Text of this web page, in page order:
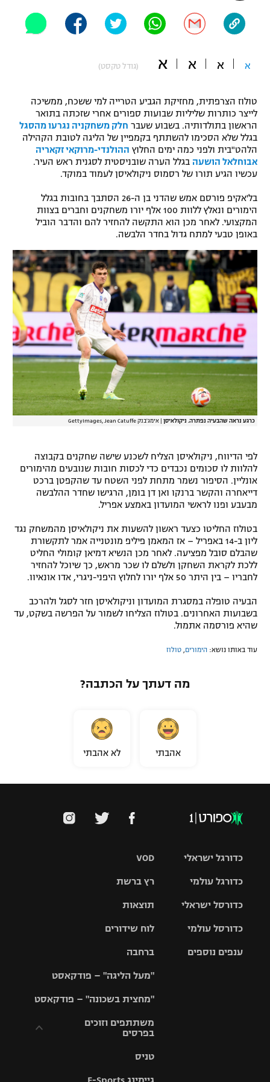
"מחצית בשכונה" – פודקאסט
משתתפים וזוכים בפרסים
תקנון עבור פעילות אלקטרה
תקנון עבור פעילות ספורט 1 – "מרלן"
טניס
גיימינג E-Sports
תנאי שימוש
מדיניות פרטיות
תקנון פעילות ספורט 1
רשיון להקרנה פומבית לבית עסק
הצטרפות לחבילת הערוצים
לוח דרושים – ג'ובנט
תגיות
המגזין
אופניים
פוטבול אמריקאי NFL
בייסבול MLB
ספורט אתגרי ואקסטרים
אומנויות לחימה
גיימינג E-Sports
א א א א (גודל טקסט)
טולוז הצרפתית, מחזיקת הגביע הטרייה למי ששכח, ממשיכה
לייצר כותרות שליליות שבועות ספורים אחרי שזכתה בתואר
הראשון בתולדותיה. בשבוע שעבר חלק משחקניה נגרעו מהסגל
בגלל שלא הסכימו להשתתף בקמפיין של הליגה לטובת הקהילה
הלהט"בית ולפני כמה ימים החלוץ ההולנדי-מרוקאי זקאריה
אבוחלאל הושעה בגלל הערה שובניסטית לסגנית ראש העיר.
עכשיו הגיע תורו של רסמוס ניקולאיסן לעמוד במוקד.
בל'אקיפ פורסם אמש שהדני בן ה-26 הסתבך בחובות בגלל
הימורים ונאלץ ללוות 100 אלף יורו משחקנים וחברים בצוות
המקצועי. לאחר מכן הוא התקשה להחזיר להם והדבר הוביל
באופן טבעי למתח גדול בחדר הלבשה.
כרגע נראה שהבעיה נפתרה. ניקולאיסן אימג'בנק GettyImages, Jean Catuffe
לפי הדיווח, ניקולאיסן הצליח לשכנע שישה שחקנים בקבוצה
להלוות לו סכומים נכבדים כדי לכסות חובות שנובעים מהימורים
אונליין. הסיפור נשמר מתחת לפני השטח עד שהקפטן ברכט
דייאחרה והקשר ברנקו ואן דן בומן, הרגישו שחדר ההלבשה
מבעבע ופנו לראשי המועדון באמצע אפריל.
בטולוז החליטו כצעד ראשון להשעות את ניקולאיסן מהמשחק נגד
ליון ב-14 באפריל – אז המאמן פיליפ מונטנייה אמר לתקשורת
שהבלם סובל מפציעה. לאחר מכן הנשיא דמיאן קומולי החליט
ללכת לקראת השחקן ולשלם לו שכר מראש, כך שיוכל להחזיר
לחבריו – בין היתר 50 אלף יורו לחלוץ היפני-ניגרי, אדו אונאיוו.
הבעיה טופלה במסגרת המועדון וניקולאיסן חזר לסגל ולהרכב
בשבועות האחרונים. בטולוז הצליחו לשמור על הפרשה בשקט, עד
שהיא פורסמה אתמול.
עוד באותו נושא: הימורים טולוז
מה דעתך על הכתבה?
אהבתי לא אהבתי
VOD
רץ ברשת
תוצאות
לוח שידורים
ברחבה
"מעל הליגה" – פודקאסט
"מחצית בשכונה" – פודקאסט
משתתפים וזוכים
בפרסים
וזוכים בפרסים
טניס
גיימינג E-Sports
כדורגל ישראלי
גביע הטוטו
כדורגל עולמי
האלופות
ליגה
כדורסל ישראלי
סל
כדורסל עולמי
ענפים נוספים